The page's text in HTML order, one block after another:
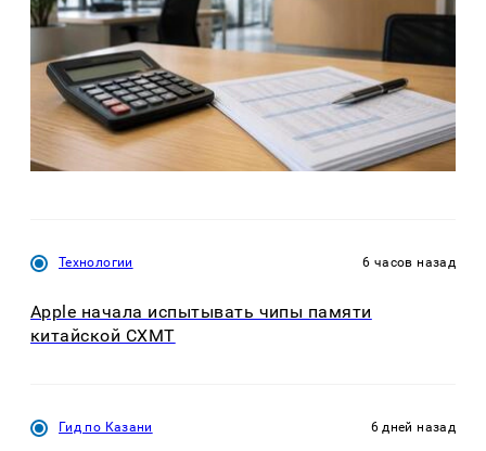
Технологии 6 часов назад
Apple начала испытывать чипы памяти
китайской CXMT
Гид по Казани 6 дней назад